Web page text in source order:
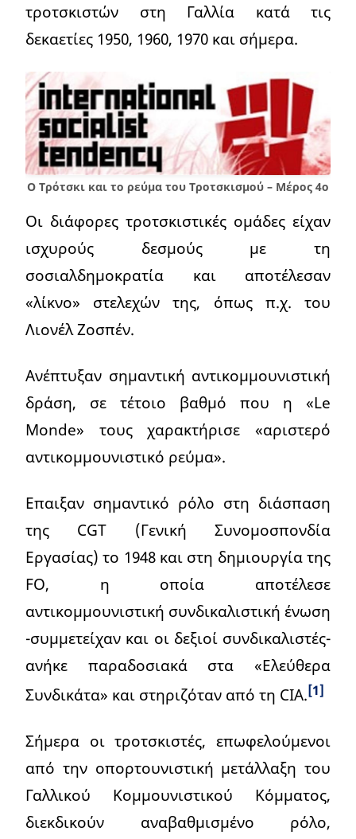
τροτσκιστών στη Γαλλία κατά τις
δεκαετίες 1950, 1960, 1970 και σήμερα.
Ο Τρότσκι και το ρεύμα του Τροτσκισμού – Μέρος 4ο
Οι διάφορες τροτσκιστικές ομάδες είχαν
ισχυρούς δεσμούς με τη
σοσιαλδημοκρατία και αποτέλεσαν
«λίκνο» στελεχών της, όπως π.χ. του
Λιονέλ Ζοσπέν.
Ανέπτυξαν σημαντική αντικομμουνιστική
δράση, σε τέτοιο βαθμό που η «Le
Monde» τους χαρακτήρισε «αριστερό
αντικομμουνιστικό ρεύμα».
Επαιξαν σημαντικό ρόλο στη διάσπαση
της CGT (Γενική Συνομοσπονδία
Εργασίας) το 1948 και στη δημιουργία της
FO, η οποία αποτέλεσε
αντικομμουνιστική συνδικαλιστική ένωση
-συμμετείχαν και οι δεξιοί συνδικαλιστές-
ανήκε παραδοσιακά στα «Ελεύθερα
Συνδικάτα» και στηριζόταν από τη CIA.[1]
Σήμερα οι τροτσκιστές, επωφελούμενοι
από την οπορτουνιστική μετάλλαξη του
Γαλλικού Κομμουνιστικού Κόμματος,
διεκδικούν αναβαθμισμένο ρόλο,